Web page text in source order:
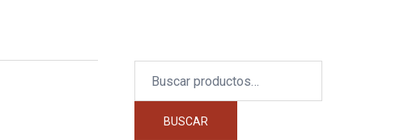
por:
BUSCAR